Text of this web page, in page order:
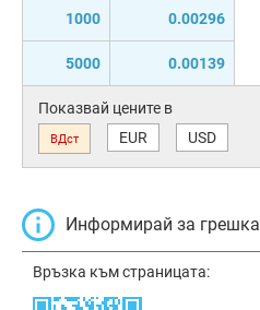
1000 0.00296
5000 0.00139
Показвай цените в
ВДст EUR USD
Информирай за грешка
Връзка към страницата: